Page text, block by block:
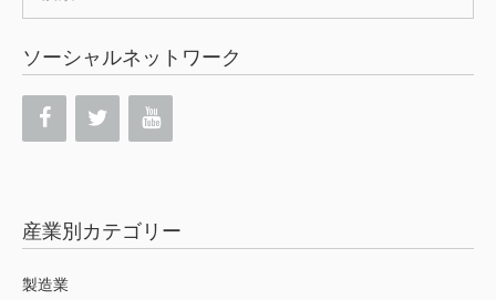
索:
ソーシャルネットワーク
産業別カテゴリー
製造業